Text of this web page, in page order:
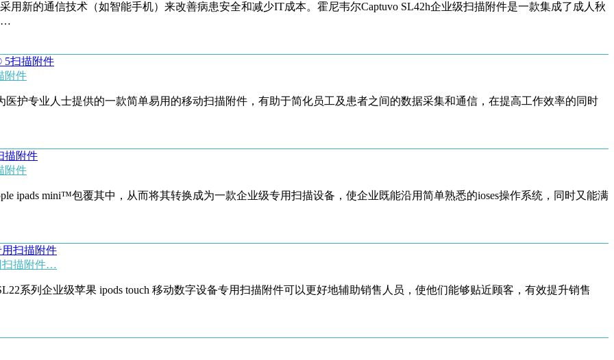
用新的通信技术（如智能手机）来改善病患安全和减少IT成本。霍尼韦尔Captuvo SL42h企业级扫描附件是一款集成了成人秋
…
附件
护专业人士提供的一款简单易用的移动扫描附件，有助于简化员工及患者之间的数据采集和通信，在提高工作效率的同时
附件
mini™包覆其中，从而将其转换成为一款企业级专用扫描设备，使企业既能沿用简单熟悉的ioses操作系统，同时又能满
扫描附件…
系列企业级苹果 ipods touch 移动数字设备专用扫描附件可以更好地辅助销售人员，使他们能够贴近顾客，有效提升销售